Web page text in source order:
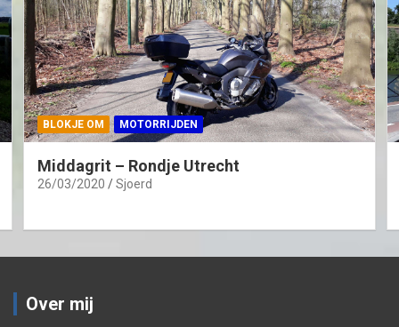
BLOKJE OM MOTORRIJDEN
Middagrit – Rondje Utrecht
26/03/2020 Sjoerd
Over mij